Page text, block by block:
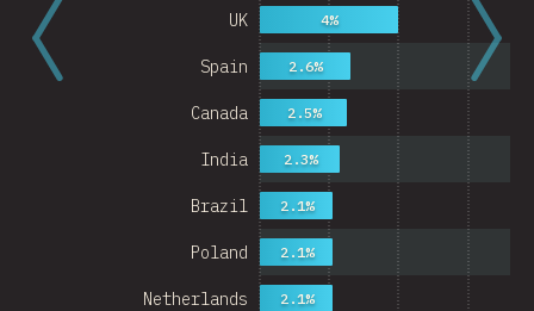
Netherlands
Poland
Brazil
India
Canada
Spain
UK
2.1%
2.1%
2.1%
2.3%
2.5%
2.6%
4%